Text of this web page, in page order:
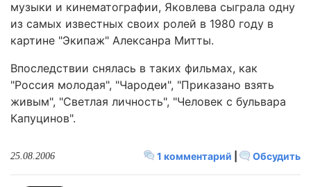
музыки и кинематографии, Яковлева сыграла одну
из самых известных своих ролей в 1980 году в
картине "Экипаж" Алексанра Митты.
Впоследствии снялась в таких фильмах, как
"Россия молодая", "Чародеи", "Приказано взять
живым", "Светлая личность", "Человек с бульвара
Капуцинов".
1 комментарий Обсудить
25.08.2006